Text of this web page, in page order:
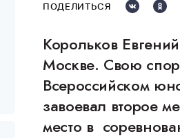
ПОДЕЛИТЬСЯ
Корольков
Москве. Свою
Всероссийском
завоевал второе
место в